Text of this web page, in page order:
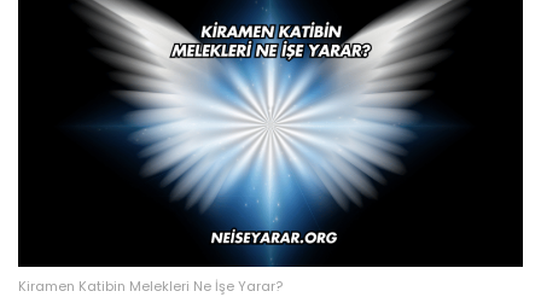
Kiramen Katibin Melekleri Ne İşe Yarar?